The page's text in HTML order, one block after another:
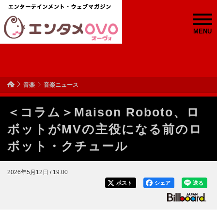
MENU
音楽 音楽ニュース
＜コラム＞Maison Roboto、ロ
ボットがMVの主役になる前のロ
ボット・クチュール
2026年5月12日 / 19:00
送る
シェア
ポスト